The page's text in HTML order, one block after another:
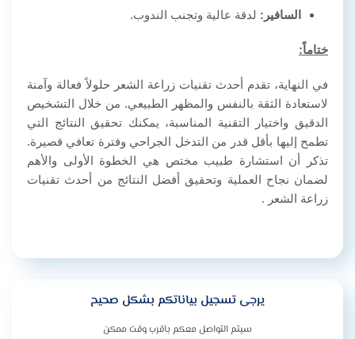
السافير: لدقة عالية وتجنب الندوب.
ختاماً:
في النهاية، تقدم أحدث تقنيات زراعة الشعر حلولاً فعالة وآمنة
لاستعادة الثقة بالنفس والمظهر الطبيعي. من خلال التشخيص
الدقيق واختيار التقنية المناسبة، يمكنك تحقيق النتائج التي
تطمح إليها بأقل قدر من التدخل الجراحي وفترة تعافي قصيرة.
تذكر أن استشارة طبيب مختص هي الخطوة الأولى والأهم
لضمان نجاح العملية وتحقيق أفضل النتائج من أحدث تقنيات
زراعة الشعر .
يرجى تسجيل بياناتكم بشكل صحيح
سيتم التواصل معكم باقرب وقت ممكن